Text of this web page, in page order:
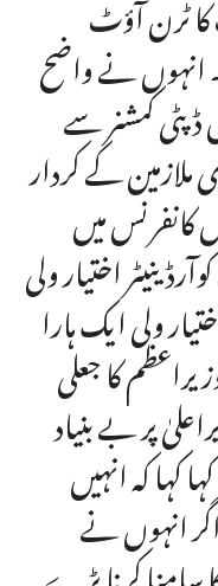
نے واضح
ڈپٹی کمشنر سے
کے کردار
کانفرنس میں
اختیار ولی
ولی ایک ہارا
کا جعلی
پر بے بنیاد
کہ انہیں
انہوں نے